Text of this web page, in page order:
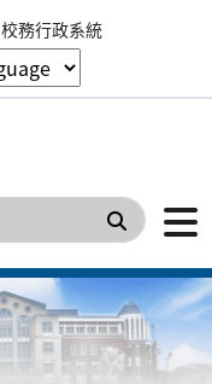
校務行政系統
搜尋